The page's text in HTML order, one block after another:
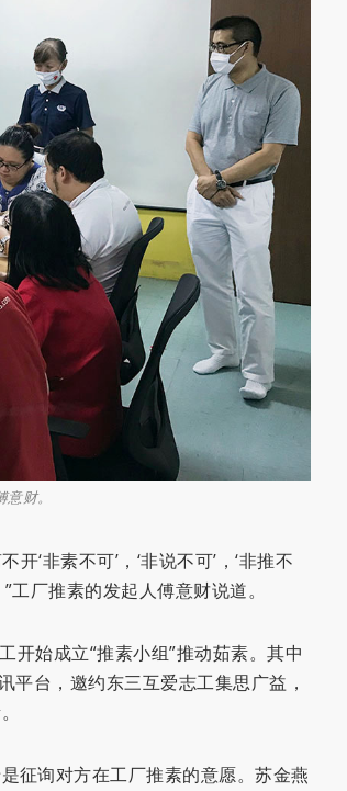
财。
‘非素不可’，‘非说不可’，‘非推不
厂推素的发起人傅意财说道。
开始成立“推素小组”推动茹素。其中
平台，邀约东三互爱志工集思广益，
征询对方在工厂推素的意愿。苏金燕